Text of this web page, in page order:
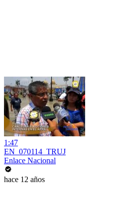
1:47
EN_070114_TRUJ
Enlace Nacional
hace 12 años